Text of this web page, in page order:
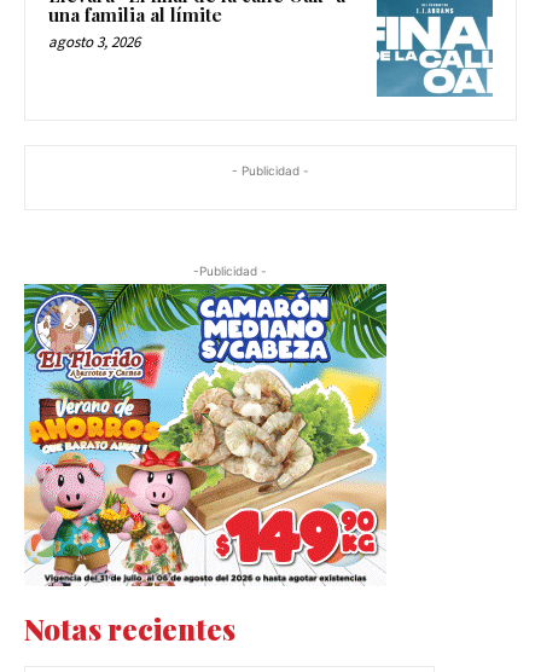
una familia al límite
agosto 3, 2026
- Publicidad -
-Publicidad -
Notas recientes